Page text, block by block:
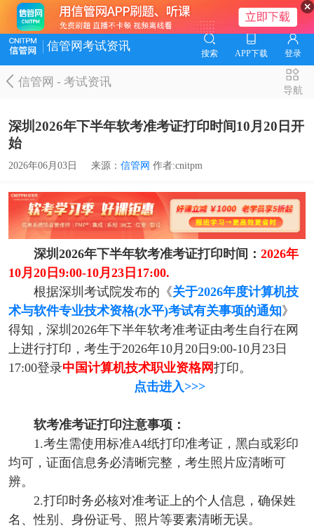
信管网考试资讯
搜索 APP下载 登录
信管网-考试资讯
导航
深圳2026年下半年软考准考证打印时间10月20日开
始
2026年06月03日 来源： 信管网 作者:cnitpm
深圳2026年下半年软考准考证打印时间： 2026年
10月20日9:00-10月23日17:00.
根据深圳考试院发布的《关于2026年度计算机技
术与软件专业技术资格(水平)考试有关事项的通知》
得知，深圳2026年下半年软考准考证由考生自行在网
上进行打印，考生于2026年10月20日9:00-10月23日
17:00登录中国计算机技术职业资格网打印。
点击进入>>>
软考准考证打印注意事项：
1.考生需使用标准A4纸打印准考证，黑白或彩印
均可，证面信息务必清晰完整，考生照片应清晰可
辨。
2.打印时务必核对准考证上的个人信息，确保姓
名、性别、身份证号、照片等要素清晰无误。